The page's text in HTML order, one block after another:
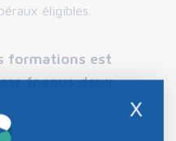
éligibles.
formations est
sous deux
X